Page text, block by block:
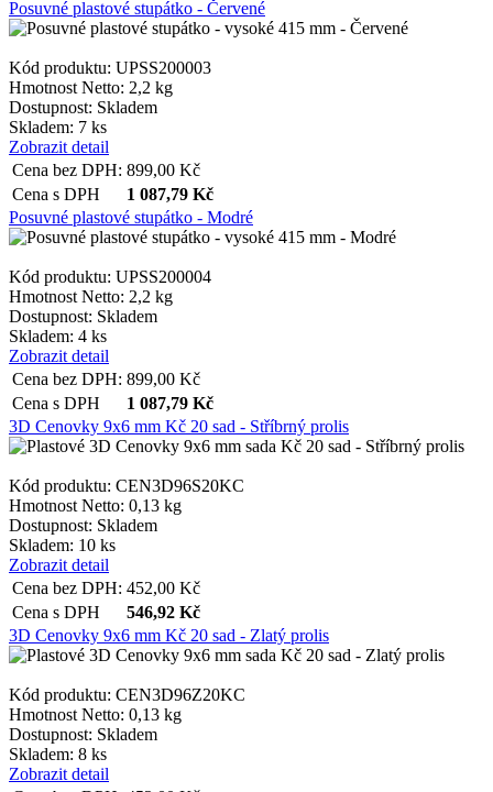
Posuvné plastové stupátko - Červené
Kód produktu: UPSS200003
Hmotnost Netto: 2,2 kg
Dostupnost: Skladem
Skladem: 7 ks
Zobrazit detail
Cena bez DPH: 899,00 Kč
Cena s DPH
1 087,79 Kč
Posuvné plastové stupátko - Modré
Kód produktu: UPSS200004
Hmotnost Netto: 2,2 kg
Dostupnost: Skladem
Skladem: 4 ks
Zobrazit detail
Cena bez DPH: 899,00 Kč
Cena s DPH
1 087,79 Kč
3D Cenovky 9x6 mm Kč 20 sad - Stříbrný prolis
Kód produktu: CEN3D96S20KC
Hmotnost Netto: 0,13 kg
Dostupnost: Skladem
Skladem: 10 ks
Zobrazit detail
Cena bez DPH: 452,00 Kč
Cena s DPH
546,92 Kč
3D Cenovky 9x6 mm Kč 20 sad - Zlatý prolis
Kód produktu: CEN3D96Z20KC
Hmotnost Netto: 0,13 kg
Dostupnost: Skladem
Skladem: 8 ks
Zobrazit detail